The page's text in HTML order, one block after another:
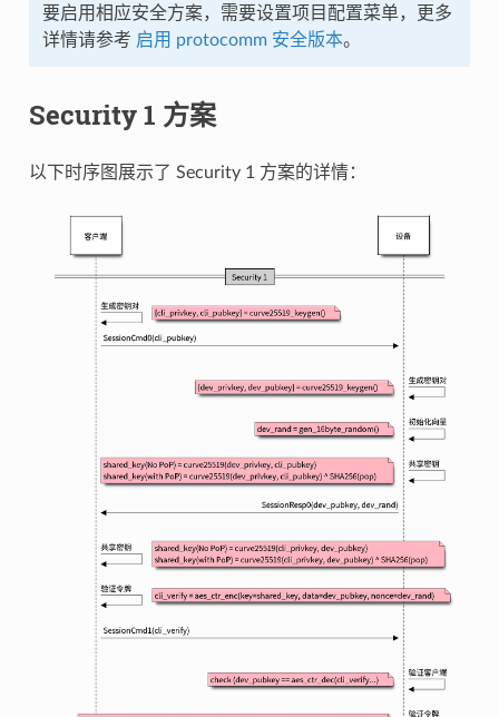
要启用相应安全方案，需要设置项目配置菜单，更多
详情请参考 启用 protocomm 安全版本。
Security 1 方案
以下时序图展示了 Security 1 方案的详情：